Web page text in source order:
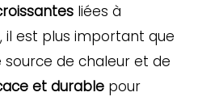
liées à
il est plus important que
source de chaleur et de
et durablepour